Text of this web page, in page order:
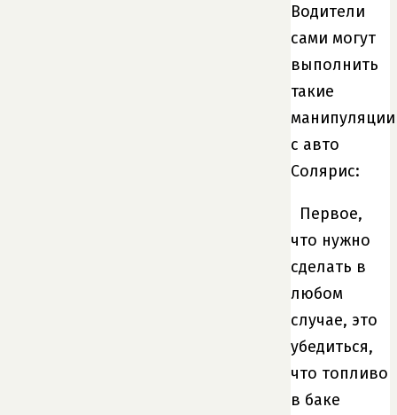
Водители
сами могут
выполнить
такие
манипуляции
с авто
Солярис:
Первое,
что нужно
сделать в
любом
случае, это
убедиться,
что топливо
в баке